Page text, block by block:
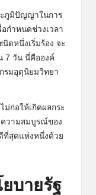
ะภูมิปัญญาในการ
อกำหนดช่วงเวลา
ดหนึ่งเริ่มร้อง จะ
7 วัน นี่คือองค์
รมอุตุนิยมวิทยา
ม่ก่อให้เกิดผลกระ
ความสมบูรณ์ของ
ที่สุดแห่งหนึ่งด้วย
บายรัฐ